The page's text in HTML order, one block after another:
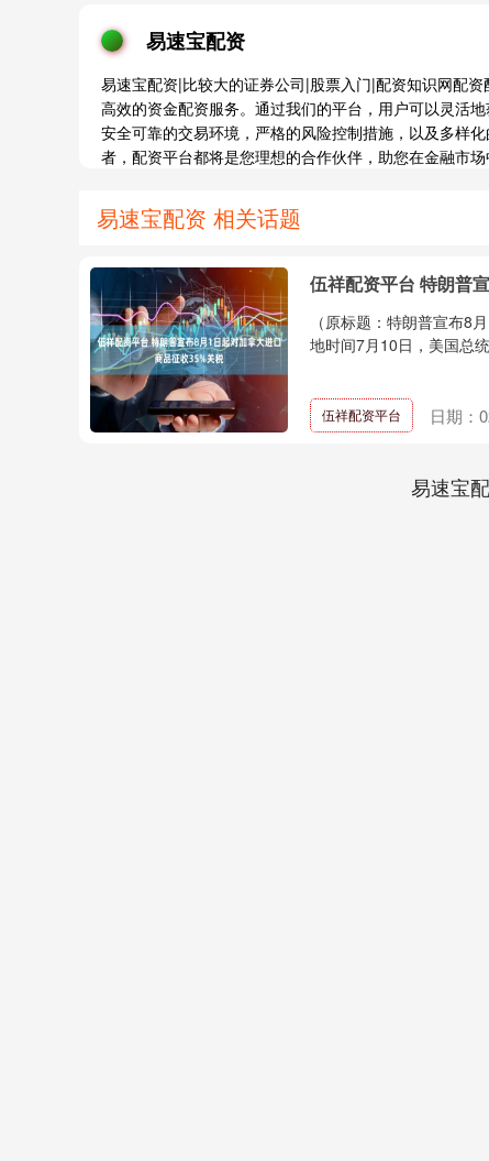
易速宝配资
易速宝配资|比较大的证券公司|股票入门|配资知识网配
高效的资金配资服务。通过我们的平台，用户可以灵活
安全可靠的交易环境，严格的风险控制措施，以及多样
者，配资平台都将是您理想的合作伙伴，助您在金融市场
易速宝配资 相关话题
伍祥配资平台 特朗普
（原标题：特朗普宣布8
地时间7月10日，美国总
伍祥配资平台 日期：
易速宝